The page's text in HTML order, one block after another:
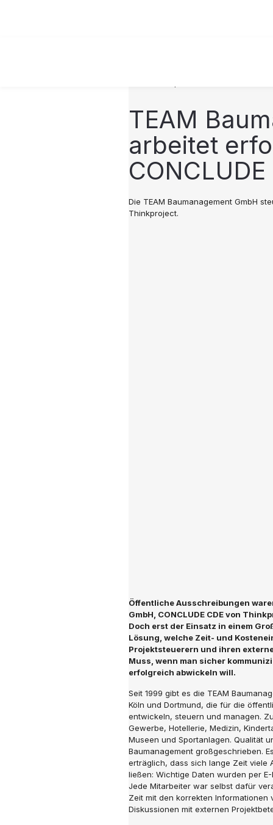
TEAM
arbeitet
CONCLUDE
Die TEAM Baumanagement GmbH
Thinkproject.
Öffentliche Ausschreibungen
GmbH, CONCLUDE CDE von
Doch erst der Einsatz in einem
Lösung, welche Zeit- und
Projektsteuerern und ihren
Muss, wenn man sicher
erfolgreich abwickeln will.
Seit 1999 gibt es die TEAM
Köln und Dortmund, die für die
entwickeln, steuern und managen.
Gewerbe, Hotellerie, Medizin,
Museen und Sportanlagen. Qualität
Baumanagement großgeschrieben.
erträglich, dass sich lange Zeit viele
ließen: Wichtige Daten wurden per
Jede Mitarbeiter war selbst dafür
Zeit mit den korrekten
Diskussionen mit externen